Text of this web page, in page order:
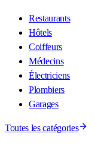
Restaurants
Hôtels
Coiffeurs
Médecins
Électriciens
Plombiers
Garages
Toutes les catégories